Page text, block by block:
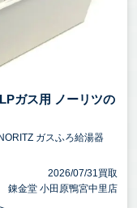
ガス用 ノーリツの
ガスふろ給湯器
2026/07/31買取
錬金堂 小田原鴨宮中里店